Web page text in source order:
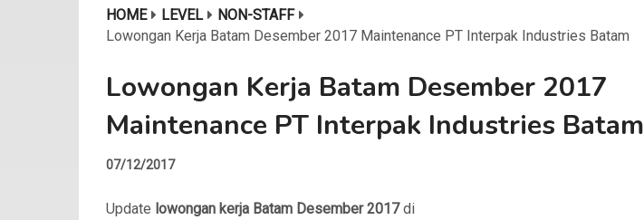
HOME LEVEL
NON-STAFF
Lowongan Kerja Batam Desember 2017 Maintenance PT Interpak Industries Batam
Lowongan Kerja Batam Desember 2017
Maintenance PT Interpak Industries Batam
07/12/2017
Update lowongan kerja Batam Desember 2017di